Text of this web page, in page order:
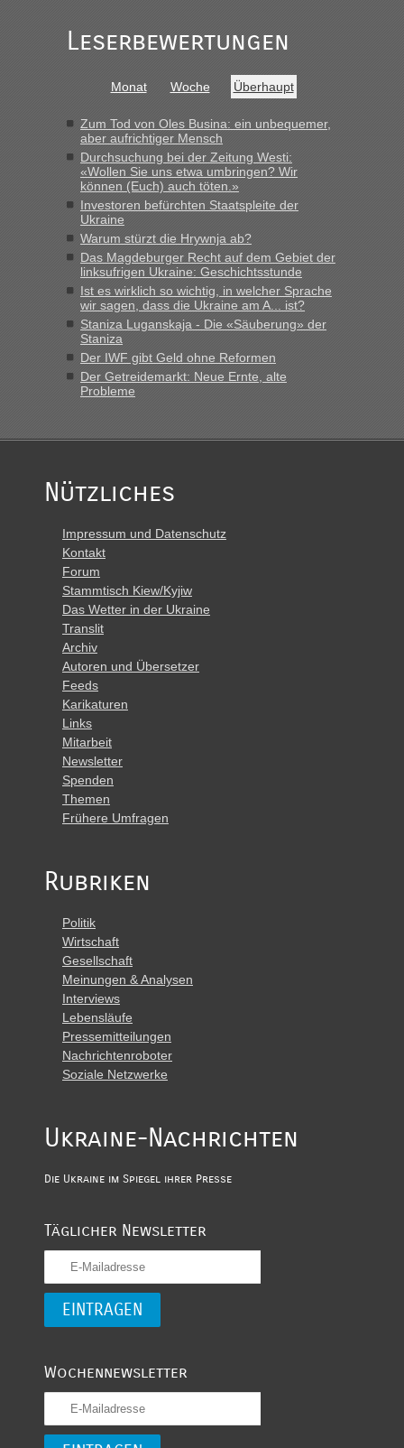
Leserbewertungen
Monat Woche Überhaupt
Zum Tod von Oles Busina: ein unbequemer,
aber aufrichtiger Mensch
Durchsuchung bei der Zeitung Westi:
«Wollen Sie uns etwa umbringen? Wir
können (Euch) auch töten.»
Investoren befürchten Staatspleite der
Ukraine
Warum stürzt die Hrywnja ab?
Das Magdeburger Recht auf dem Gebiet der
linksufrigen Ukraine: Geschichtsstunde
Ist es wirklich so wichtig, in welcher Sprache
wir sagen, dass die Ukraine am A... ist?
Staniza Luganskaja - Die «Säuberung» der
Staniza
Der IWF gibt Geld ohne Reformen
Der Getreidemarkt: Neue Ernte, alte
Probleme
Nützliches
Impressum und Datenschutz
Kontakt
Forum
Stammtisch Kiew/Kyjiw
Das Wetter in der Ukraine
Translit
Archiv
Autoren und Übersetzer
Feeds
Karikaturen
Links
Mitarbeit
Newsletter
Spenden
Themen
Frühere Umfragen
Rubriken
Politik
Wirtschaft
Gesellschaft
Meinungen & Analysen
Interviews
Lebensläufe
Pressemitteilungen
Nachrichtenroboter
Soziale Netzwerke
Ukraine-Nachrichten
Die Ukraine im Spiegel ihrer Presse
Täglicher Newsletter
Wochennewsletter